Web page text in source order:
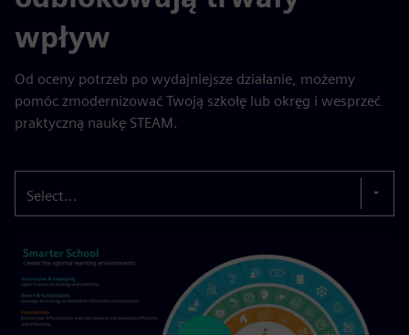
wpływ
Od oceny potrzeb po wydajniejsze działanie, możemy
pomóc zmodernizować Twoją szkołę lub okręg i wesprzeć
praktyczną naukę STEAM.
Select...